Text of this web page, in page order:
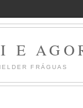
E
FRÁGUAS